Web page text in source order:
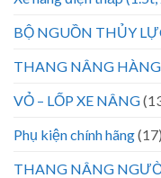
BỘ NGUỒN THỦY
THANG NÂNG
VỎ – LỐP XE NÂNG
Phụ kiện chính hãng(17)
THANG NÂNG